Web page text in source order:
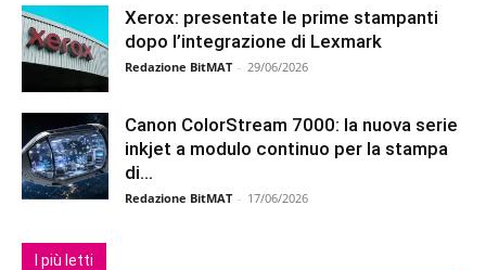
Xerox: presentate le prime stampanti
dopo l’integrazione di Lexmark
Redazione BitMAT - 29/06/2026
Canon ColorStream 7000: la nuova serie
inkjet a modulo continuo per la stampa
di...
Redazione BitMAT - 17/06/2026
I più letti